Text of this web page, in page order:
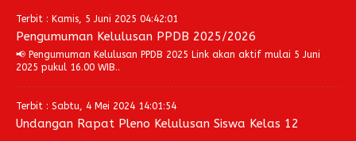
Terbit : Kamis, 5 Juni 2025 04:42:01
Pengumuman Kelulusan PPDB 2025/2026
📢 Pengumuman Kelulusan PPDB 2025 Link akan aktif mulai 5 Juni
2025 pukul 16.00 WIB..
Terbit : Sabtu, 4 Mei 2024 14:01:54
Undangan Rapat Pleno Kelulusan Siswa Kelas 12